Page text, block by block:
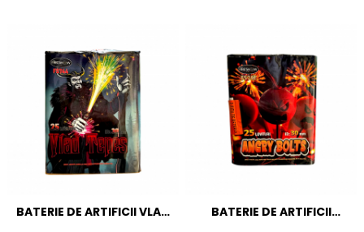
BATERIE DE ARTIFICII VLAD
BATERIE DE ARTIFICII